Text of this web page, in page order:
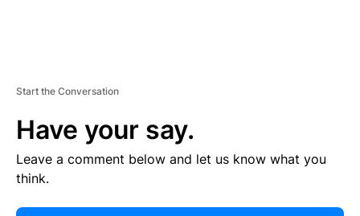
Start the Conversation
Have your say.
Leave a comment below and let us know what you
think.